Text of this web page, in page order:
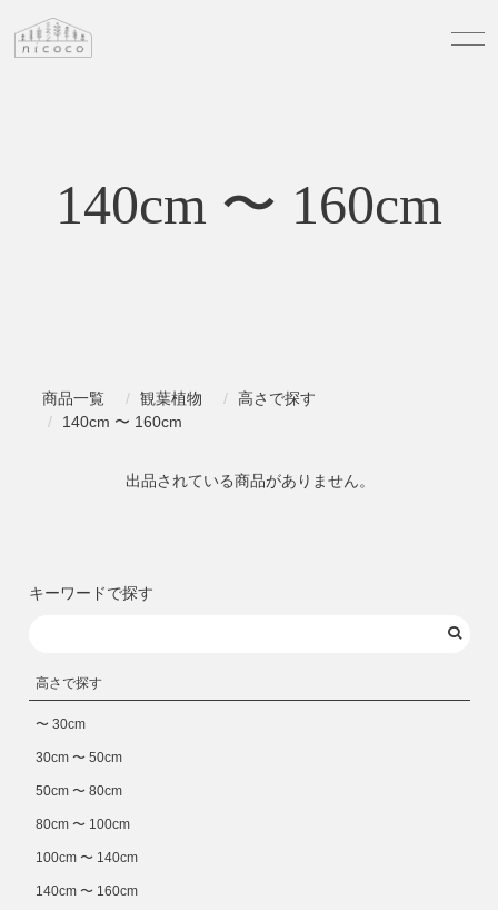
140cm 〜 160cm
商品一覧 観葉植物
高さで探す
140cm 〜 160cm
出品されている商品がありません。
キーワードで探す
高さで探す
〜 30cm
30cm 〜 50cm
50cm 〜 80cm
80cm 〜 100cm
100cm 〜 140cm
140cm 〜 160cm